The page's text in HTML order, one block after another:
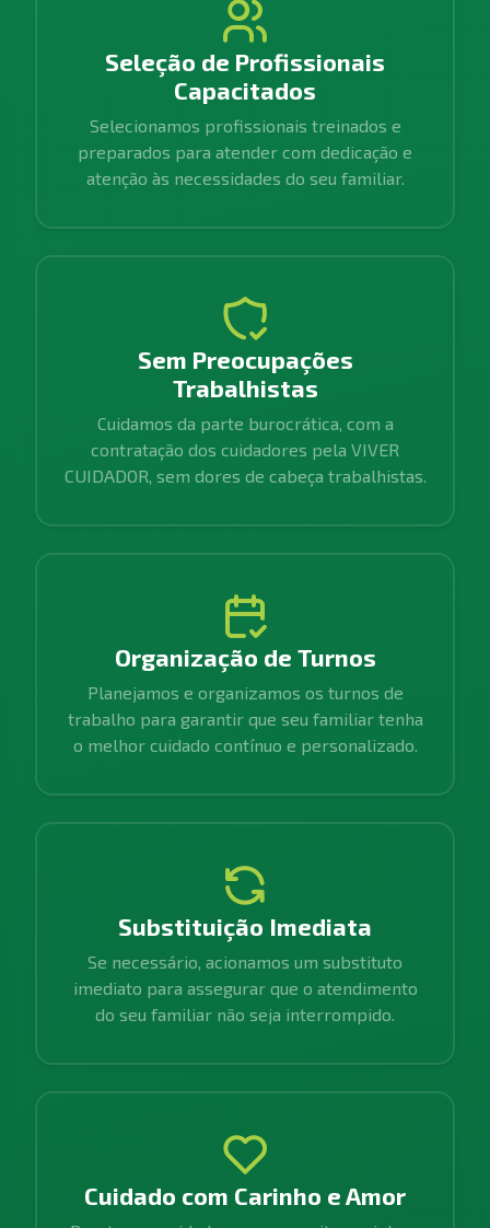
Seleção de Profissionais
Capacitados
Selecionamos profissionais treinados e
preparados para atender com dedicação e
atenção às necessidades do seu familiar.
Sem Preocupações
Trabalhistas
Cuidamos da parte burocrática, com a
contratação dos cuidadores pela VIVER
CUIDADOR, sem dores de cabeça trabalhistas.
Organização de Turnos
Planejamos e organizamos os turnos de
trabalho para garantir que seu familiar tenha
o melhor cuidado contínuo e personalizado.
Substituição Imediata
Se necessário, acionamos um substituto
imediato para assegurar que o atendimento
do seu familiar não seja interrompido.
Cuidado com Carinho e Amor